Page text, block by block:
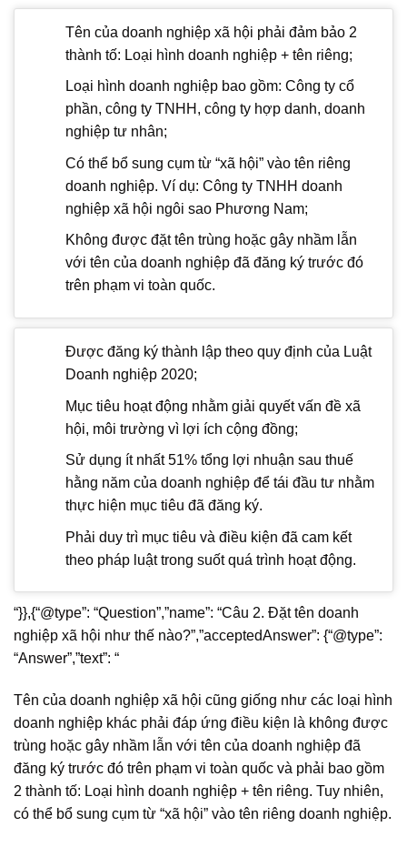
Tên của doanh nghiệp xã hội phải đảm bảo 2
thành tố: Loại hình doanh nghiệp + tên riêng;
Loại hình doanh nghiệp bao gồm: Công ty cổ
phần, công ty TNHH, công ty hợp danh, doanh
nghiệp tư nhân;
Có thể bổ sung cụm từ “xã hội” vào tên riêng
doanh nghiệp. Ví dụ: Công ty TNHH doanh
nghiệp xã hội ngôi sao Phương Nam;
Không được đặt tên trùng hoặc gây nhầm lẫn
với tên của doanh nghiệp đã đăng ký trước đó
trên phạm vi toàn quốc.
Được đăng ký thành lập theo quy định của Luật
Doanh nghiệp 2020;
Mục tiêu hoạt động nhằm giải quyết vấn đề xã
hội, môi trường vì lợi ích cộng đồng;
Sử dụng ít nhất 51% tổng lợi nhuận sau thuế
hằng năm của doanh nghiệp để tái đầu tư nhằm
thực hiện mục tiêu đã đăng ký.
Phải duy trì mục tiêu và điều kiện đã cam kết
theo pháp luật trong suốt quá trình hoạt động.
“}},{“@type”: “Question”,”name”: “Câu 2. Đặt tên doanh
nghiệp xã hội như thế nào?”,”acceptedAnswer”: {“@type”:
“Answer”,”text”: “
Tên của doanh nghiệp xã hội cũng giống như các loại hình
doanh nghiệp khác phải đáp ứng điều kiện là không được
trùng hoặc gây nhầm lẫn với tên của doanh nghiệp đã
đăng ký trước đó trên phạm vi toàn quốc và phải bao gồm
2 thành tố: Loại hình doanh nghiệp + tên riêng. Tuy nhiên,
có thể bổ sung cụm từ “xã hội” vào tên riêng doanh nghiệp.